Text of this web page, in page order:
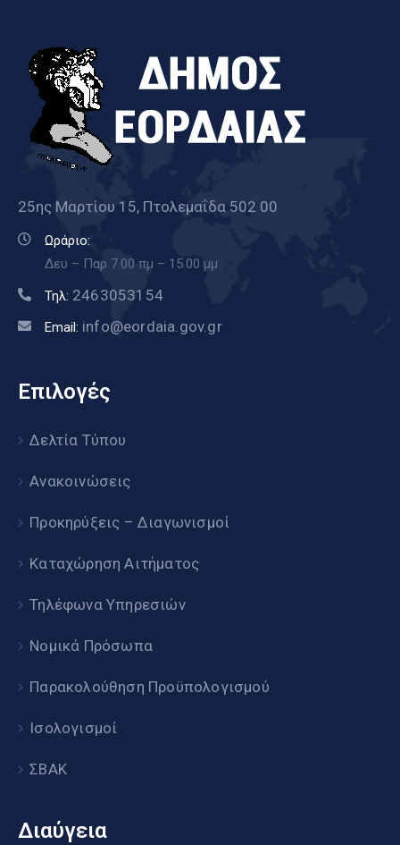
25ης Μαρτίου 15, Πτολεμαΐδα 502 00
Ωράριο:
Δευ – Παρ 7.00 πμ – 15.00 μμ
Τηλ: 2463053154
Email: info@eordaia.gov.gr
Επιλογές
Δελτία Τύπου
Ανακοινώσεις
Προκηρύξεις – Διαγωνισμοί
Καταχώρηση Αιτήματος
Τηλέφωνα Υπηρεσιών
Νομικά Πρόσωπα
Παρακολούθηση Προϋπολογισμού
Ισολογισμοί
ΣΒΑΚ
Διαύγεια